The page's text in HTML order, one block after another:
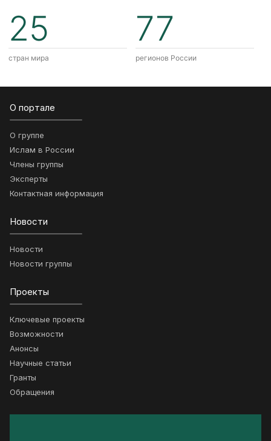
25
стран мира
77
регионов России
О портале
О группе
Ислам в России
Члены группы
Эксперты
Контактная информация
Новости
Новости
Новости группы
Проекты
Ключевые проекты
Возможности
Анонсы
Научные статьи
Гранты
Обращения